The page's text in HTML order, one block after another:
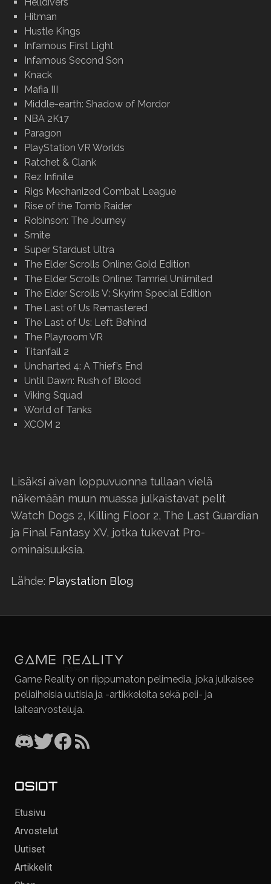
Hitman
Hustle Kings
Infamous First Light
Infamous Second Son
Knack
Mafia III
Middle-earth: Shadow of Mordor
NBA 2K17
Paragon
PlayStation VR Worlds
Ratchet & Clank
Rez Infinite
Rigs Mechanized Combat League
Rise of the Tomb Raider
Robinson: The Journey
Smite
Super Stardust Ultra
The Elder Scrolls Online: Gold Edition
The Elder Scrolls Online: Tamriel Unlimited
The Elder Scrolls V: Skyrim Special Edition
The Last of Us Remastered
The Last of Us: Left Behind
The Playroom VR
Titanfall 2
Uncharted 4: A Thief’s End
Until Dawn: Rush of Blood
Viking Squad
World of Tanks
XCOM 2
Lisäksi aivan loppuvuonna tullaan vielä
näkemään muun muassa julkaistavat pelit
Watch Dogs 2, Killing Floor 2, The Last Guardian
ja Final Fantasy XV, jotka tukevat Pro-
ominaisuuksia.
Lähde: Playstation Blog
Game Reality on riippumaton pelimedia, joka julkaisee
peliaiheisia uutisia ja -artikkeleita sekä peli- ja
laitearvosteluja.
OSIOT
Etusivu
Arvostelut
Uutiset
Artikkelit